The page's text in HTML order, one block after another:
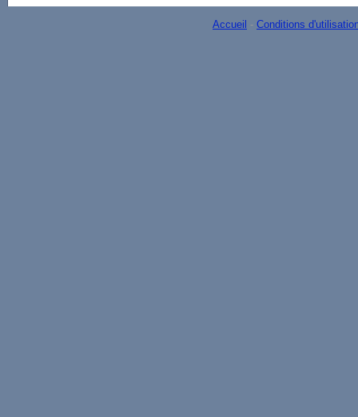
Accueil - Conditions